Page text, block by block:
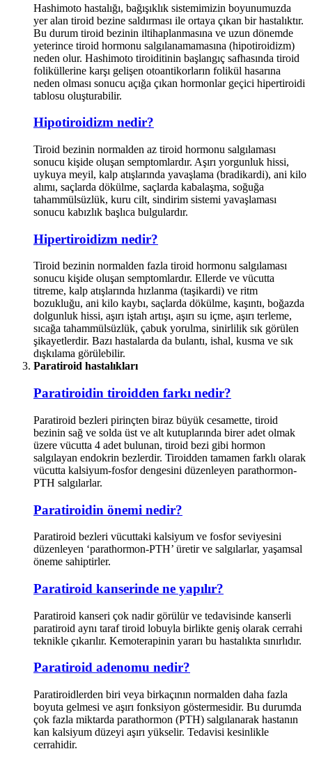
Hashimoto hastalığı, bağışıklık sistemimizin boyunumuzda
yer alan tiroid bezine saldırması ile ortaya çıkan bir hastalıktır.
Bu durum tiroid bezinin iltihaplanmasına ve uzun dönemde
yeterince tiroid hormonu salgılanamamasına (hipotiroidizm)
neden olur. Hashimoto tiroiditinin başlangıç safhasında tiroid
foliküllerine karşı gelişen otoantikorların folikül hasarına
neden olması sonucu açığa çıkan hormonlar geçici hipertiroidi
tablosu oluşturabilir.
Hipotiroidizm nedir?
Tiroid bezinin normalden az tiroid hormonu salgılaması
sonucu kişide oluşan semptomlardır. Aşırı yorgunluk hissi,
uykuya meyil, kalp atışlarında yavaşlama (bradikardi), ani kilo
alımı, saçlarda dökülme, saçlarda kabalaşma, soğuğa
tahammülsüzlük, kuru cilt, sindirim sistemi yavaşlaması
sonucu kabızlık başlıca bulgulardır.
Hipertiroidizm nedir?
Tiroid bezinin normalden fazla tiroid hormonu salgılaması
sonucu kişide oluşan semptomlardır. Ellerde ve vücutta
titreme, kalp atışlarında hızlanma (taşikardi) ve ritm
bozukluğu, ani kilo kaybı, saçlarda dökülme, kaşıntı, boğazda
dolgunluk hissi, aşırı iştah artışı, aşırı su içme, aşırı terleme,
sıcağa tahammülsüzlük, çabuk yorulma, sinirlilik sık görülen
şikayetlerdir. Bazı hastalarda da bulantı, ishal, kusma ve sık
dışkılama görülebilir.
Paratiroid hastalıkları
Paratiroidin tiroidden farkı nedir?
Paratiroid bezleri pirinçten biraz büyük cesamette, tiroid
bezinin sağ ve solda üst ve alt kutuplarında birer adet olmak
üzere vücutta 4 adet bulunan, tiroid bezi gibi hormon
salgılayan endokrin bezlerdir. Tiroidden tamamen farklı olarak
vücutta kalsiyum-fosfor dengesini düzenleyen parathormon-
PTH salgılarlar.
Paratiroidin önemi nedir?
Paratiroid bezleri vücuttaki kalsiyum ve fosfor seviyesini
düzenleyen ‘parathormon-PTH’ üretir ve salgılarlar, yaşamsal
öneme sahiptirler.
Paratiroid kanserinde ne yapılır?
Paratiroid kanseri çok nadir görülür ve tedavisinde kanserli
paratiroid aynı taraf tiroid lobuyla birlikte geniş olarak cerrahi
teknikle çıkarılır. Kemoterapinin yararı bu hastalıkta sınırlıdır.
Paratiroid adenomu nedir?
Paratiroidlerden biri veya birkaçının normalden daha fazla
boyuta gelmesi ve aşırı fonksiyon göstermesidir. Bu durumda
çok fazla miktarda parathormon (PTH) salgılanarak hastanın
kan kalsiyum düzeyi aşırı yükselir. Tedavisi kesinlikle
cerrahidir.